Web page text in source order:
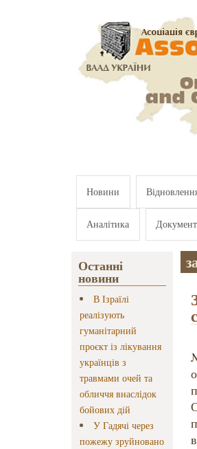
Новини
Аналітика
Останні
новини
В Ізраїлі
реалізують
гуманітарний
проєкт із лікування
українців з
травмами очей та
обличчя внаслідок
бойових дій
У Гадячі через
пожежу зруйновано